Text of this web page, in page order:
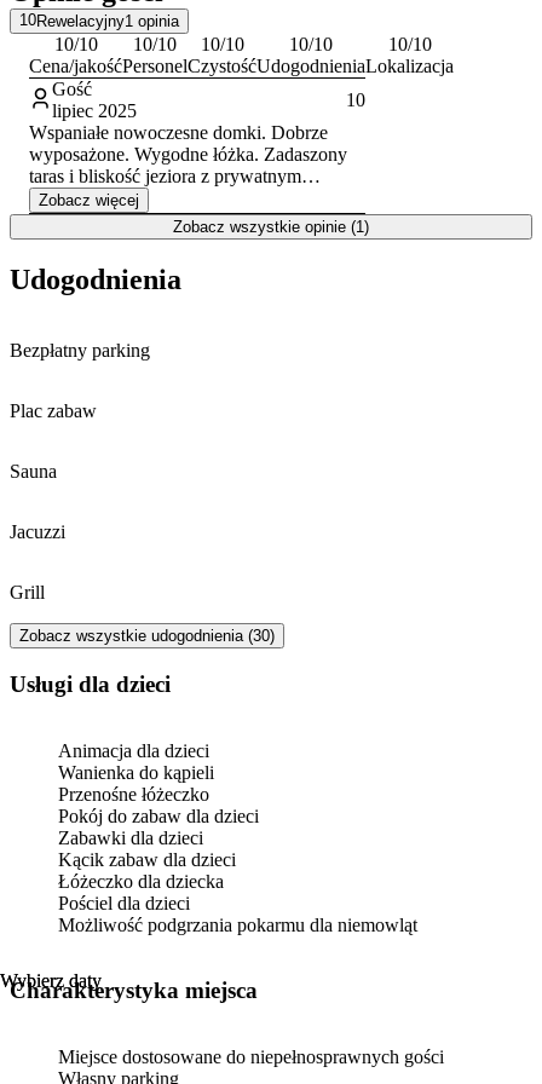
pobliskie Muzeum Ceramiki Kaszubskiej Neclów, by poznać
lokalne rzemiosło i tradycje regionu.
10Rewelacyjny1 opinia
10/10
Cena/jakość
10/10
Personel
10/10
Czystość
10/10
Udogodnienia
10/10
Lokalizacja
Gość
lipiec 2025
10
Wspaniałe nowoczesne domki. Dobrze
wyposażone. Wygodne łóżka. Zadaszony
taras i bliskość jeziora z prywatnym
pomostem
Zobacz więcej
Zobacz wszystkie opinie (1)
Wybierz daty
Wybierz daty
Udogodnienia
Bezpłatny parking
Plac zabaw
Sauna
Jacuzzi
Grill
Zobacz wszystkie udogodnienia (30)
usługi dla dzieci
Animacja dla dzieci
Wanienka do kąpieli
Przenośne łóżeczko
Pokój do zabaw dla dzieci
Zabawki dla dzieci
Kącik zabaw dla dzieci
Łóżeczko dla dziecka
Pościel dla dzieci
Możliwość podgrzania pokarmu dla niemowląt
Charakterystyka miejsca
Miejsce dostosowane do niepełnosprawnych gości
Własny parking